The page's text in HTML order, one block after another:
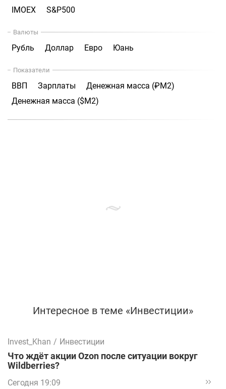
IMOEX S&P500
Валюты
Рубль Доллар Евро Юань
Показатели
ВВП Зарплаты
Денежная масса (₽М2)
Денежная масса ($М2)
Интересное в теме «Инвестиции»
Invest_Khan / Инвестиции
Что ждёт акции Ozon после ситуации вокруг
Wildberries?
Сегодня 19:09